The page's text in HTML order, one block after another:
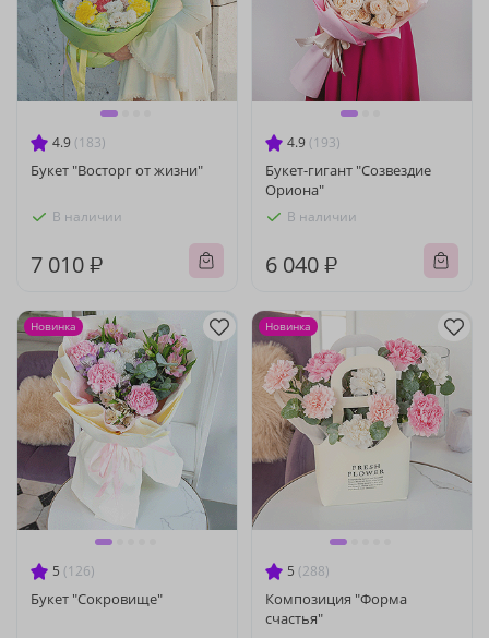
4.9 (183)
Букет "Восторг от жизни"
В наличии
7 010 ₽
4.9 (193)
Букет-гигант "Созвездие
Ориона"
В наличии
6 040 ₽
5 (126)
Букет "Сокровище"
Новинка
5 (288)
Композиция "Форма
счастья"
Новинка